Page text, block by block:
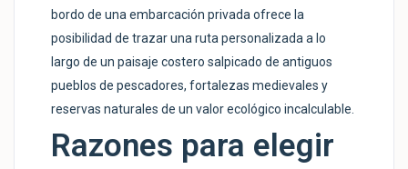
bordo de una embarcación privada ofrece la
posibilidad de trazar una ruta personalizada a lo
largo de un paisaje costero salpicado de antiguos
pueblos de pescadores, fortalezas medievales y
reservas naturales de un valor ecológico incalculable.
Razones para elegir